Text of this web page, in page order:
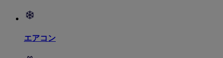
エアコン